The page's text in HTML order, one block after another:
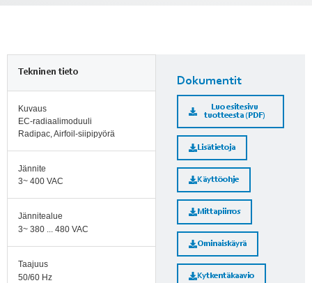
Tekninen tieto
Kuvaus
EC-radiaalimoduuli
Radipac, Airfoil-siipipyörä
Jännite
3~ 400 VAC
Jännitealue
3~ 380 ... 480 VAC
Taajuus
50/60 Hz
Dokumentit
Luo esitesivu
tuotteesta (PDF)
Lisätietoja
Käyttöohje
Mittapiirros
Ominaiskäyrä
Kytkentäkaavio